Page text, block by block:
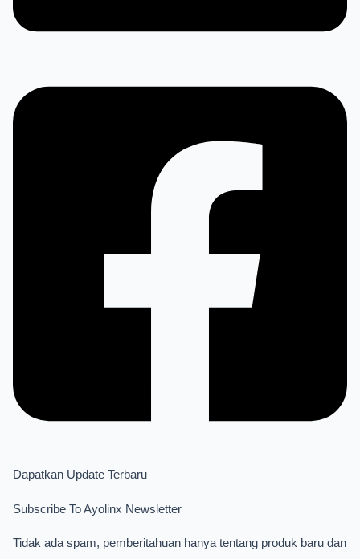
Dapatkan Update Terbaru
Subscribe To Ayolinx Newsletter
Tidak ada spam, pemberitahuan hanya tentang produk baru dan